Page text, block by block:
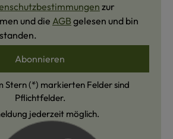
zur
und die AGB gelesen und bin
Abonnieren
Stern (*) markierten Felder sind
Pflichtfelder.
jederzeit möglich.